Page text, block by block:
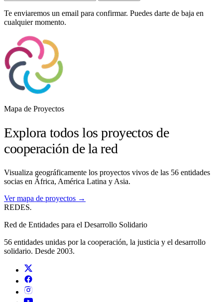
Te enviaremos un email para confirmar. Puedes darte de baja en
cualquier momento.
Mapa de Proyectos
Explora todos los proyectos de
cooperación de la red
Visualiza geográficamente los proyectos vivos de las 56 entidades
socias en África, América Latina y Asia.
Ver mapa de proyectos →
REDES.
Red de Entidades para el Desarrollo Solidario
56 entidades unidas por la cooperación, la justicia y el desarrollo
solidario. Desde 2003.